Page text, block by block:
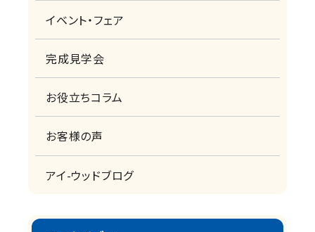
イベント・フェア
完成見学会
お役立ちコラム
お客様の声
アイ-ウッドブログ